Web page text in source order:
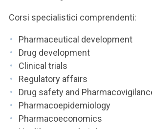
Corsi specialistici comprendenti:
Pharmaceutical development
Drug development
Clinical trials
Regulatory affairs
Drug safety and
Pharmacoepidemiology
Pharmacoeconomics